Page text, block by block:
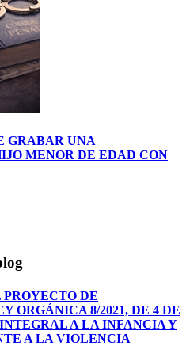
GRABAR UNA
MENOR DE EDAD CON
DE
ORGÁNICA 8/2021, DE 4 DE
A LA INFANCIA Y
A LA VIOLENCIA